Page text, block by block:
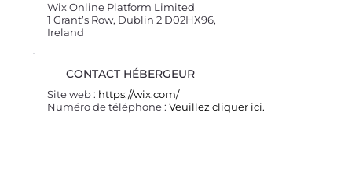
Wix Online Platform Limited
1 Grant’s Row, Dublin 2 D02HX96,
Ireland
Site web : https://wix.com/
Numéro de téléphone : Veuillez cliquer ici.
CONTACT HÉBERGEUR